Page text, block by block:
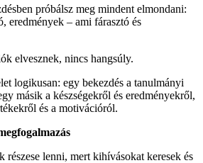
próbálsz meg mindent elmondani:
eredmények – ami fárasztó és
elvesznek, nincs hangsúly.
logikusan: egy bekezdés a tanulmányi
másik a készségekről és eredményekről,
és a motivációról.
részese lenni, mert kihívásokat keresek és